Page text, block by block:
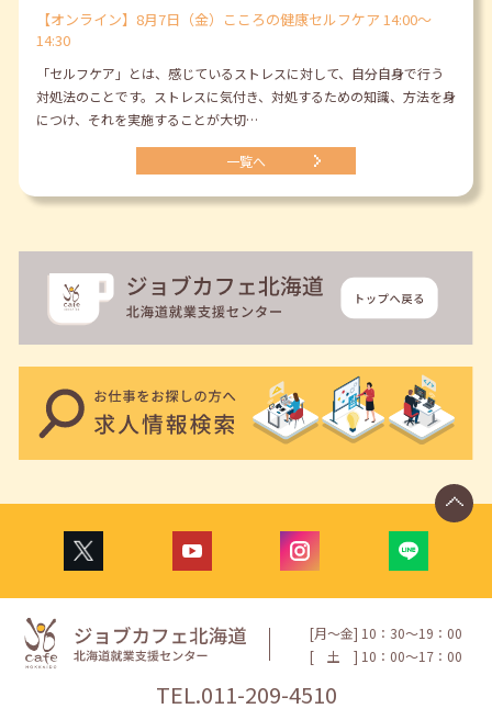
【オンライン】8月7日（金）こころの健康セルフケア 14:00～
14:30
「セルフケア」とは、感じているストレスに対して、自分自身で行う
対処法のことです。ストレスに気付き、対処するための知識、方法を身
につけ、それを実施することが大切…
一覧へ
[月〜金] 10：30〜19：00
[
土 ] 10：00〜17：00
TEL.011-209-4510